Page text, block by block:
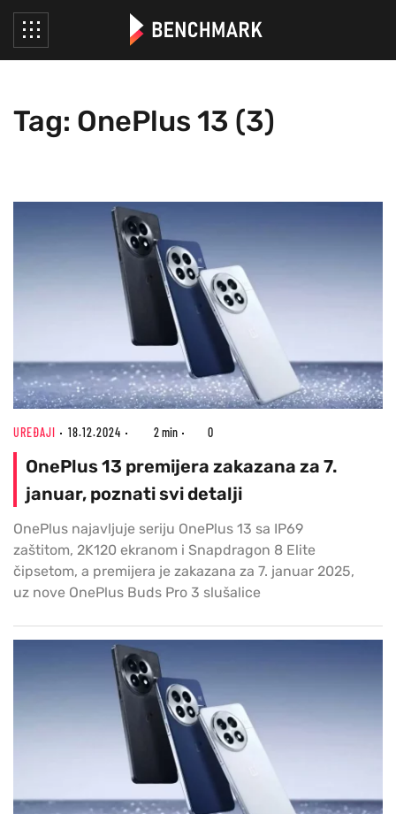
Tag: OnePlus 13 (3)
UREĐAJI 18.12.2024 2 min 0
OnePlus 13 premijera zakazana za 7.
januar, poznati svi detalji
OnePlus najavljuje seriju OnePlus 13 sa IP69
zaštitom, 2K120 ekranom i Snapdragon 8 Elite
čipsetom, a premijera je zakazana za 7. januar 2025,
uz nove OnePlus Buds Pro 3 slušalice